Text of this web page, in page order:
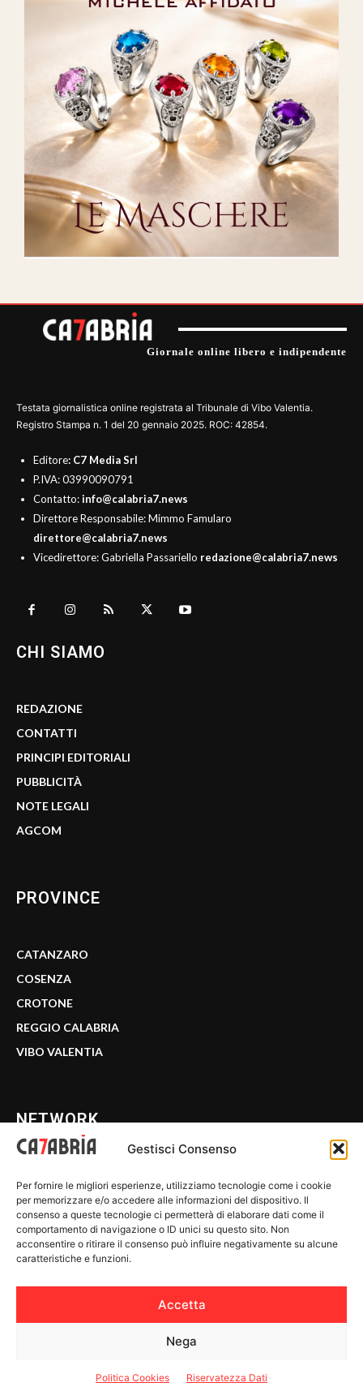
Gestisci Consenso
Per fornire le migliori esperienze, utilizziamo tecnologie come i cookie
per memorizzare e/o accedere alle informazioni del dispositivo. Il
consenso a queste tecnologie ci permetterà di elaborare dati come il
comportamento di navigazione o ID unici su questo sito. Non
acconsentire o ritirare il consenso può influire negativamente su alcune
caratteristiche e funzioni.
Accetta
Nega
Politica Cookies Riservatezza Dati
Giornale online libero e indipendente
Testata giornalistica online registrata al Tribunale di Vibo Valentia.
Registro Stampa n. 1 del 20 gennaio 2025. ROC: 42854.
Editore: C7 Media Srl
P.IVA: 03990090791
Contatto:info@calabria7.news
Direttore Responsabile: Mimmo Famularo
direttore@calabria7.news
Vicedirettore: Gabriella Passariello redazione@calabria7.news
CHI SIAMO
REDAZIONE
CONTATTI
PRINCIPI EDITORIALI
PUBBLICITÀ
NOTE LEGALI
AGCOM
PROVINCE
CATANZARO
COSENZA
CROTONE
REGGIO CALABRIA
VIBO VALENTIA
NETWORK
WE CALABRIA
C7 PLAY
MIX ZONE
Riservatezza Dati-Politica Cookies-Disclaimer